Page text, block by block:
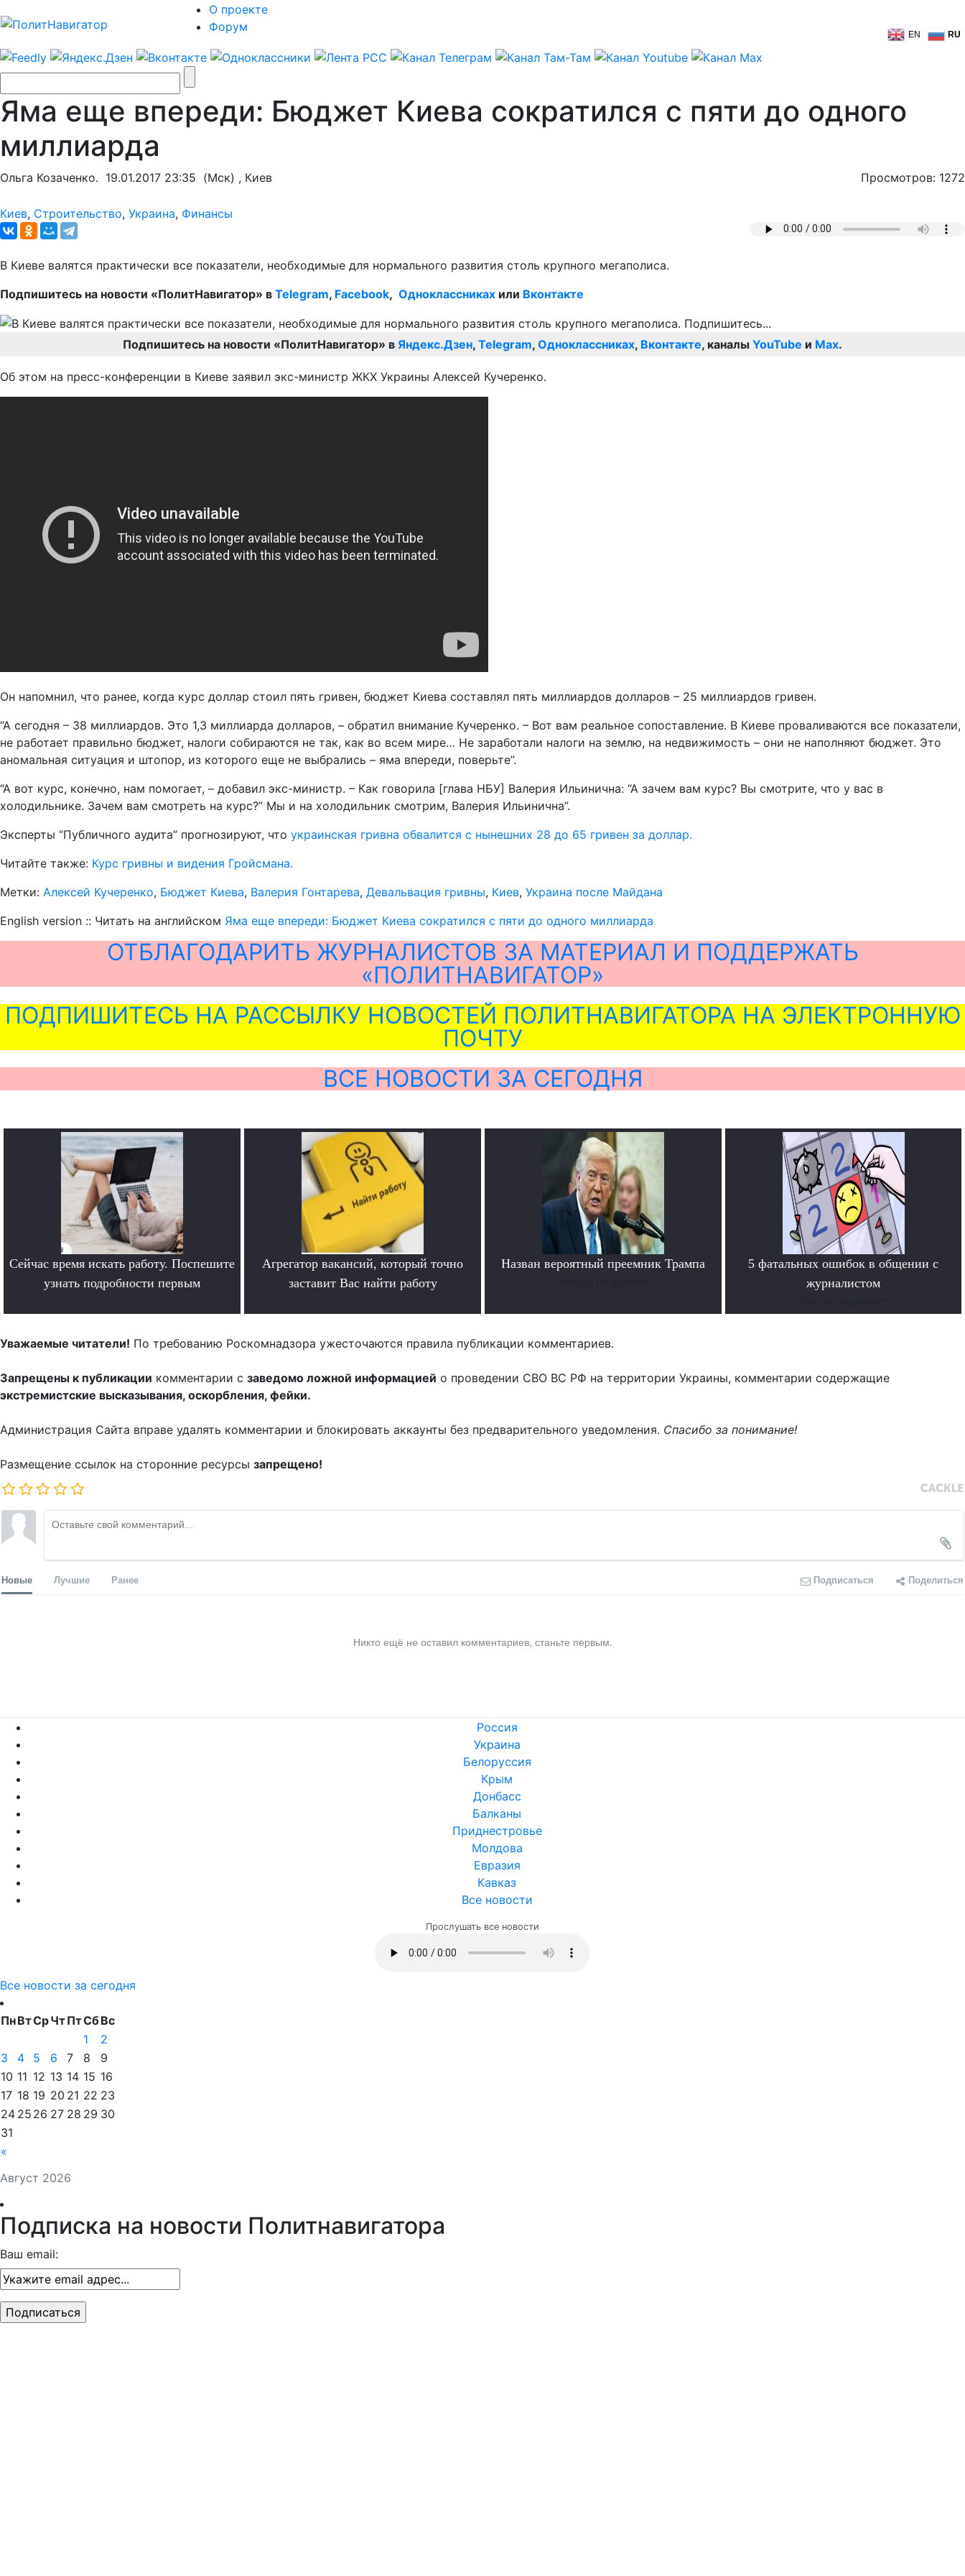
О проекте
Форум
EN RU
Яма еще впереди: Бюджет Киева сократился с пяти до одного
миллиарда
Ольга Козаченко. 19.01.2017 23:35 (Мск) , Киев Просмотров: 1272
Киев, Строительство, Украина, Финансы
В Киеве валятся практически все показатели, необходимые для нормального развития столь крупного мегаполиса.
Подпишитесь на новости «ПолитНавигатор» в Telegram, Facebook, Одноклассниках или Вконтакте
Подпишитесь на новости «ПолитНавигатор» в Яндекс.Дзен, Telegram, Одноклассниках, Вконтакте, каналы YouTube и Max.
Об этом на пресс-конференции в Киеве заявил экс-министр ЖКХ Украины Алексей Кучеренко.
Он напомнил, что ранее, когда курс доллар стоил пять гривен, бюджет Киева составлял пять миллиардов долларов – 25 миллиардов гривен.
“А сегодня – 38 миллиардов. Это 1,3 миллиарда долларов, – обратил внимание Кучеренко. – Вот вам реальное сопоставление. В Киеве проваливаются все показатели,
не работает правильно бюджет, налоги собираются не так, как во всем мире… Не заработали налоги на землю, на недвижимость – они не наполняют бюджет. Это
аномальная ситуация и штопор, из которого еще не выбрались – яма впереди, поверьте”.
“А вот курс, конечно, нам помогает, – добавил экс-министр. – Как говорила [глава НБУ] Валерия Ильинична: “А зачем вам курс? Вы смотрите, что у вас в
холодильнике. Зачем вам смотреть на курс?” Мы и на холодильник смотрим, Валерия Ильинична”.
Эксперты “Публичного аудита” прогнозируют, что украинская гривна обвалится с нынешних 28 до 65 гривен за доллар.
Читайте также: Курс гривны и видения Гройсмана.
Метки: Алексей Кучеренко, Бюджет Киева, Валерия Гонтарева, Девальвация гривны, Киев, Украина после Майдана
English version :: Читать на английском Яма еще впереди: Бюджет Киева сократился с пяти до одного миллиарда
ОТБЛАГОДАРИТЬ ЖУРНАЛИСТОВ ЗА МАТЕРИАЛ И ПОДДЕРЖАТЬ
«ПОЛИТНАВИГАТОР»
ПОДПИШИТЕСЬ НА РАССЫЛКУ НОВОСТЕЙ ПОЛИТНАВИГАТОРА НА ЭЛЕКТРОННУЮ
ПОЧТУ
ВСЕ НОВОСТИ ЗА СЕГОДНЯ
Сейчас время искать работу. Поспешите
узнать подробности первым
Агрегатор вакансий, который точно
заставит Вас найти работу
Назван вероятный преемник Трампа
5 фатальных ошибок в общении с
журналистом
Уважаемые читатели! По требованию Роскомнадзора ужесточаются правила публикации комментариев.
Запрещены к публикации комментарии с заведомо ложной информацией о проведении СВО ВС РФ на территории Украины, комментарии содержащие
экстремистские высказывания, оскорбления, фейки.
Администрация Сайта вправе удалять комментарии и блокировать аккаунты без предварительного уведомления. Спасибо за понимание!
Размещение ссылок на сторонние ресурсы запрещено!
Новые Лучшие Ранее Подписаться Поделиться
Никто ещё не оставил комментариев, станьте первым.
Россия
Украина
Белоруссия
Крым
Донбасс
Балканы
Приднестровье
Молдова
Евразия
Кавказ
Все новости
Прослушать все новости
Все новости за сегодня
Август 2026
ПнВтСрЧтПтСбВс
«
1
2
3
4 5 6 7 8
9
10 11 12 13 14 15 16
17 18 19 20 21 22 23
24 25 26 27 28 29 30
31
Подписка на новости Политнавигатора
Ваш email: